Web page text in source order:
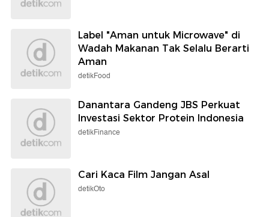
Label "Aman untuk Microwave" di
Wadah Makanan Tak Selalu Berarti
Aman
detikFood
Danantara Gandeng JBS Perkuat
Investasi Sektor Protein Indonesia
detikFinance
Cari Kaca Film Jangan Asal
detikOto